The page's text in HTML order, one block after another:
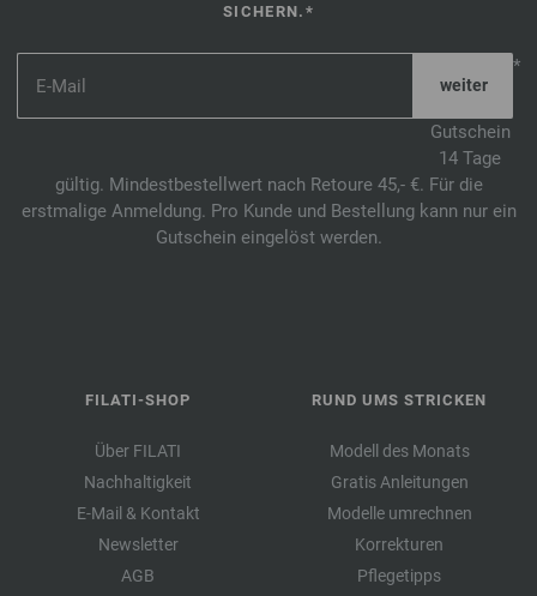
SICHERN.*
*
Gutschein
14 Tage
gültig. Mindestbestellwert nach Retoure 45,- €. Für die
erstmalige Anmeldung. Pro Kunde und Bestellung kann nur ein
Gutschein eingelöst werden.
FILATI-SHOP
Über FILATI
Nachhaltigkeit
E-Mail & Kontakt
Newsletter
AGB
RUND UMS STRICKEN
Modell des Monats
Gratis Anleitungen
Modelle umrechnen
Korrekturen
Pflegetipps